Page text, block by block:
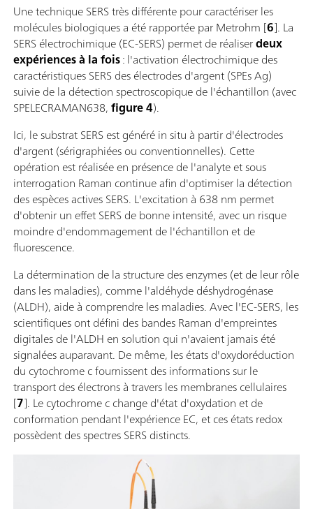
Une technique SERS très différente pour caractériser les
molécules biologiques a été rapportée par Metrohm [6]. La
SERS électrochimique (EC-SERS) permet de réaliserdeux
expériences à la fois: l'activation électrochimique des
caractéristiques SERS des électrodes d'argent (SPEs Ag)
suivie de la détection spectroscopique de l'échantillon (avec
SPELECRAMAN638,figure 4).
Ici, le substrat SERS est généré in situ à partir d'électrodes
d'argent (sérigraphiées ou conventionnelles). Cette
opération est réalisée en présence de l'analyte et sous
interrogation Raman continue afin d'optimiser la détection
des espèces actives SERS. L'excitation à 638 nm permet
d'obtenir un effet SERS de bonne intensité, avec un risque
moindre d'endommagement de l'échantillon et de
fluorescence.
La détermination de la structure des enzymes (et de leur rôle
dans les maladies), comme l'aldéhyde déshydrogénase
(ALDH), aide à comprendre les maladies. Avec l'EC-SERS, les
scientifiques ont défini des bandes Raman d'empreintes
digitales de l'ALDH en solution qui n'avaient jamais été
signalées auparavant. De même, les états d'oxydoréduction
du cytochrome c fournissent des informations sur le
transport des électrons à travers les membranes cellulaires
[7]. Le cytochrome c change d'état d'oxydation et de
conformation pendant l'expérience EC, et ces états redox
possèdent des spectres SERS distincts.